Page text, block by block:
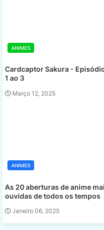
ANIMES
Cardcaptor Sakura -
1 ao 3
Março 12, 2025
ANIMES
As 20 aberturas de anime
ouvidas de todos os tempos
Janeiro 06, 2025